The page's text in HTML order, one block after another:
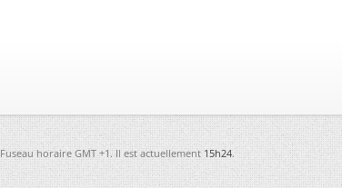
Fuseau horaire GMT +1. Il est actuellement15h24.